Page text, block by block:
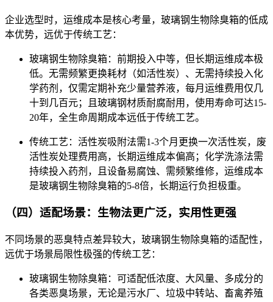
企业选型时，运维成本是核心考量，玻璃钢生物除臭箱的低成
本优势，远优于传统工艺：
玻璃钢生物除臭箱：前期投入中等，但长期运维成本极
低。无需频繁更换耗材（如活性炭）、无需持续投入化
学药剂，仅需定期补充少量营养液，每月运维费用仅几
十到几百元；且玻璃钢材质耐腐耐用，使用寿命可达15-
20年，全生命周期成本远低于传统工艺。
传统工艺：活性炭吸附法需1-3个月更换一次活性炭，废
活性炭处理费用高，长期运维成本偏高；化学洗涤法需
持续投入药剂，且设备易腐蚀、需频繁维修，运维成本
是玻璃钢生物除臭箱的5-8倍，长期运行负担极重。
（四）适配场景：生物法更广泛，实用性更强
不同场景的恶臭特点差异较大，玻璃钢生物除臭箱的适配性，
远优于场景局限性极强的传统工艺：
玻璃钢生物除臭箱：可适配低浓度、大风量、多成分的
各类恶臭场景，无论是污水厂、垃圾中转站、畜禽养殖